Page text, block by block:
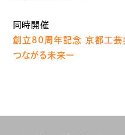
同時開催
創⽴80周年記念 京都⼯芸
つながる未来ー